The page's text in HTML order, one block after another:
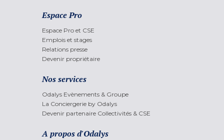
Espace Pro
Espace Pro et CSE
Emplois et stages
Relations presse
Devenir propriétaire
Nos services
Odalys Evènements & Groupe
La Conciergerie by Odalys
Devenir partenaire Collectivités & CSE
A propos d'Odalys